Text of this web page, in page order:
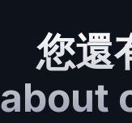
您還
about